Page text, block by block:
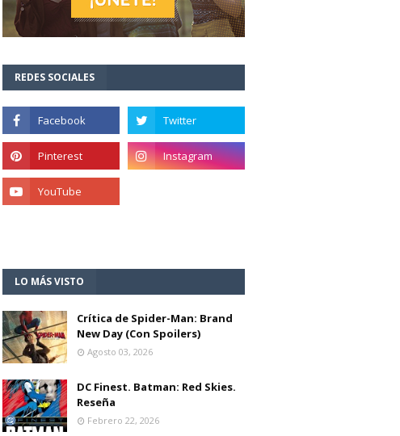
REDES SOCIALES
LO MÁS VISTO
Crítica de Spider-Man: Brand
New Day (Con Spoilers)
Agosto 03, 2026
DC Finest. Batman: Red Skies.
Reseña
Febrero 22, 2026